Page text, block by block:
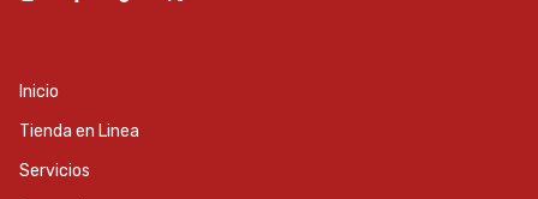
Inicio
Tienda en Linea
Servicios